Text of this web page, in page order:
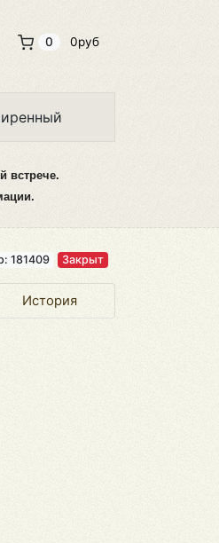
0 0руб
встрече.
181409 Закрыт
История